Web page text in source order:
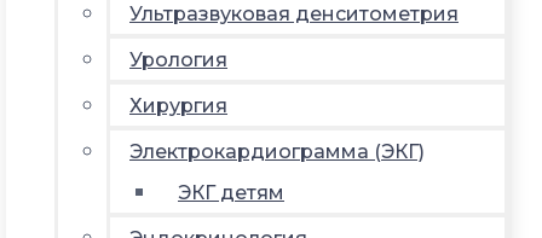
Ультразвуковая денситометрия
Урология
Хирургия
Электрокардиограмма (ЭКГ)
ЭКГ детям